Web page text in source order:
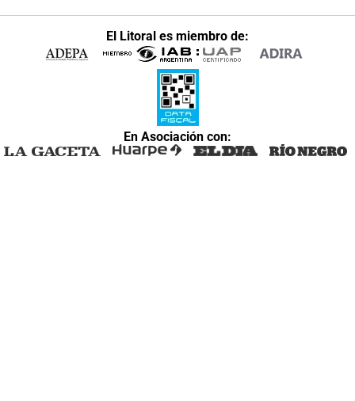
El Litoral es miembro de:
En Asociación con: